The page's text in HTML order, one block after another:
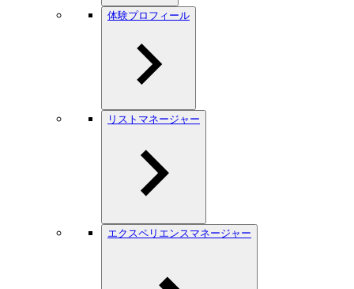
体験プロフィール
リストマネージャー
エクスペリエンスマネージャー